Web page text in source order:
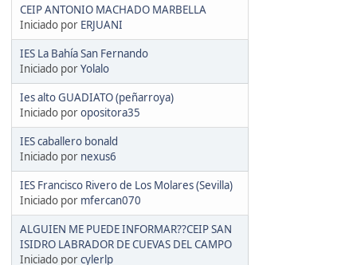
CEIP ANTONIO MACHADO MARBELLA
Iniciado por ERJUANI
IES La Bahía San Fernando
Iniciado porYolalo
Ies alto GUADIATO (peñarroya)
Iniciado poropositora35
IES caballero bonald
Iniciado por nexus6
IES Francisco Rivero de Los Molares (Sevilla)
Iniciado por mfercan070
ALGUIEN ME PUEDE INFORMAR??CEIP SAN
ISIDRO LABRADOR DE CUEVAS DEL CAMPO
Iniciado porcylerlp